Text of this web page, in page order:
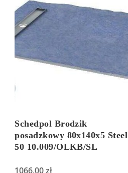
Schedpol Brodzik
posadzkowy 80x140x5 Steel
50 10.009/OLKB/SL
1066,00zł